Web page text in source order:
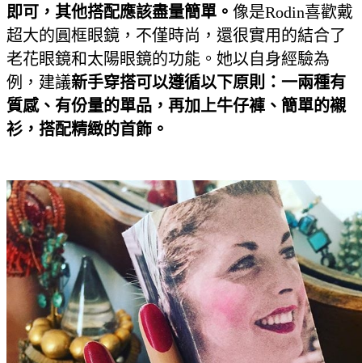
即可，其他搭配應該盡量簡單。 像是Rodin喜歡戴
超大的圓框眼鏡，不僅時尚，還很實用的結合了
老花眼鏡和太陽眼鏡的功能。她以自身經驗為
例，建議新手穿搭可以遵循以下原則：一兩種有
質感、有份量的單品，再加上牛仔褲、簡單的襯
衫，搭配精緻的首飾。